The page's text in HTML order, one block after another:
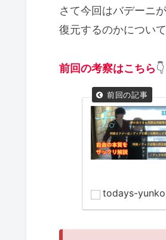
さて今回はバデーニ
復元するのかについ
前回の考察はこちら👇
todays-